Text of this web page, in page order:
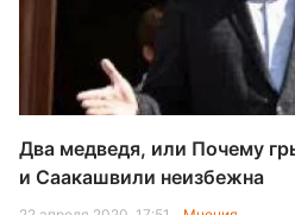
Два медведя, или Почему
и Саакашвили неизбежна